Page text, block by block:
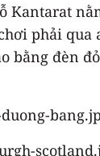
Kantarat
phải qua
bằng đèn